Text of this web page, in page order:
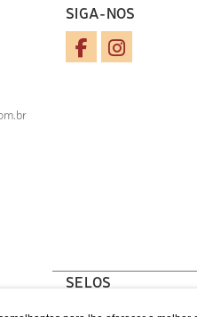
SIGA-NOS
SELOS